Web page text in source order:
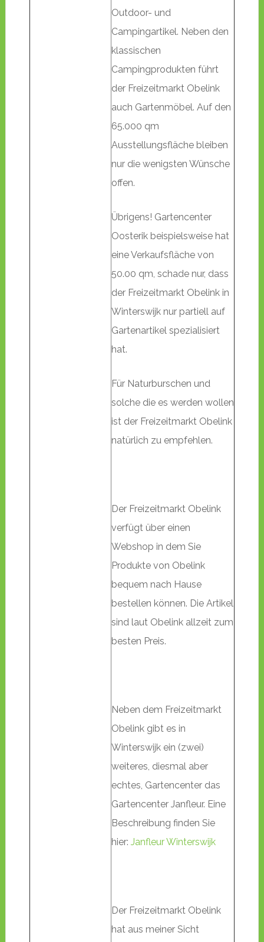
Outdoor- und
Campingartikel. Neben den
klassischen
Campingprodukten führt
der Freizeitmarkt Obelink
auch Gartenmöbel. Auf den
65.000 qm
Ausstellungsfläche bleiben
nur die wenigsten Wünsche
offen.
Übrigens! Gartencenter
Oosterik beispielsweise hat
eine Verkaufsfläche von
50.00 qm, schade nur, dass
der Freizeitmarkt Obelink in
Winterswijk nur partiell auf
Gartenartikel spezialisiert
hat.
Für Naturburschen und
solche die es werden wollen
ist der Freizeitmarkt Obelink
natürlich zu empfehlen.
Der Freizeitmarkt Obelink
verfügt über einen
Webshop in dem Sie
Produkte von Obelink
bequem nach Hause
bestellen können. Die Artikel
sind laut Obelink allzeit zum
besten Preis.
Neben dem Freizeitmarkt
Obelink gibt es in
Winterswijk ein (zwei)
weiteres, diesmal aber
echtes, Gartencenter das
Gartencenter Janfleur. Eine
Beschreibung finden Sie
hier: Janfleur Winterswijk
Der Freizeitmarkt Obelink
hat aus meiner Sicht